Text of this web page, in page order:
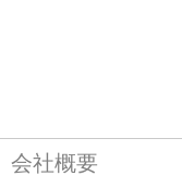
会社概要